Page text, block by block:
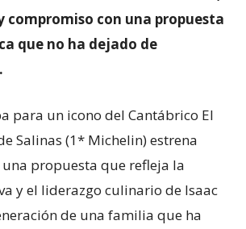
compromiso con una propuesta
que no ha dejado de
para un icono del Cantábrico El
Salinas (1* Michelin) estrena
propuesta que refleja la
y el liderazgo culinario de Isaac
de una familia que ha